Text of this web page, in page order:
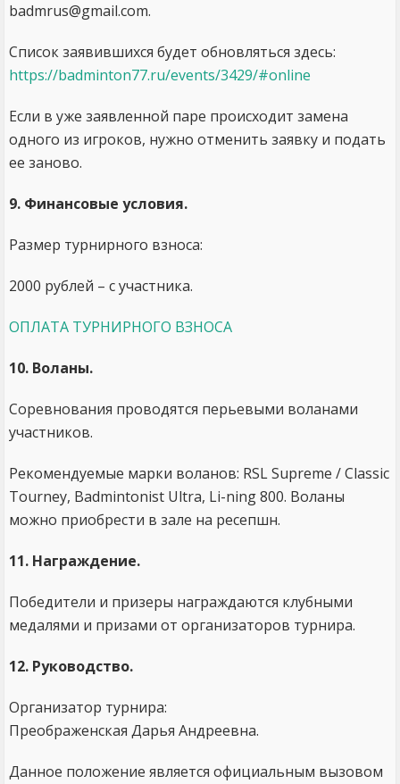
badmrus@gmail.com.
Список заявившихся будет обновляться здесь:
https://badminton77.ru/events/3429/#online
Если в уже заявленной паре происходит замена
одного из игроков, нужно отменить заявку и подать
ее заново.
9. Финансовые условия.
Размер турнирного взноса:
2000 рублей – с участника.
ОПЛАТА ТУРНИРНОГО ВЗНОСА
10. Воланы.
Соревнования проводятся перьевыми воланами
участников.
Рекомендуемые марки воланов: RSL Supreme / Classic
Tourney, Badmintonist Ultra, Li-ning 800. Воланы
можно приобрести в зале на ресепшн.
11. Награждение.
Победители и призеры награждаются клубными
медалями и призами от организаторов турнира.
12. Руководство.
Организатор турнира:
Преображенская Дарья Андреевна.
Данное положение является официальным вызовом